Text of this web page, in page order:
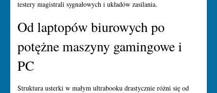
testery magistrali sygnałowych i układów zasilania.
Od laptopów biurowych po
potężne maszyny gamingowe i
PC
Struktura usterki w małym ultrabooku drastycznie różni się od